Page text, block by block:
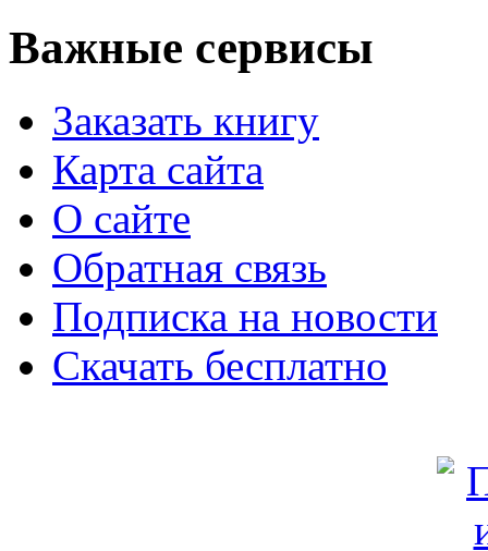
Важные сервисы
Заказать книгу
Карта сайта
О сайте
Обратная связь
Подписка на новости
Скачать бесплатно